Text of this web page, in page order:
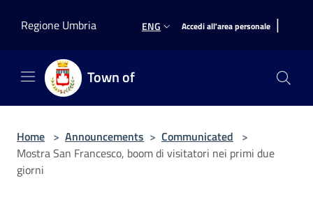
Regione Umbria
ENG Accedi all'area personale |
Town of
Home > Announcements > Communicated >
Mostra San Francesco, boom di visitatori nei primi due
giorni